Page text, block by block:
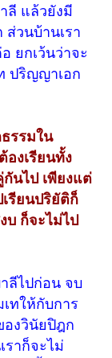
ลี แล้วยังมี
วนบ้านเรา
ยกเว้นว่าจะ
ปริญญาเอก
รรมใน
องเรียนทั้ง
นไป เพียงแต่
รียนปริยัติก็
บ ก็จะไม่ไป
ลีไปก่อน จบ
ทให้กับการ
องวินัยปิฎก
ราก็จะไม่